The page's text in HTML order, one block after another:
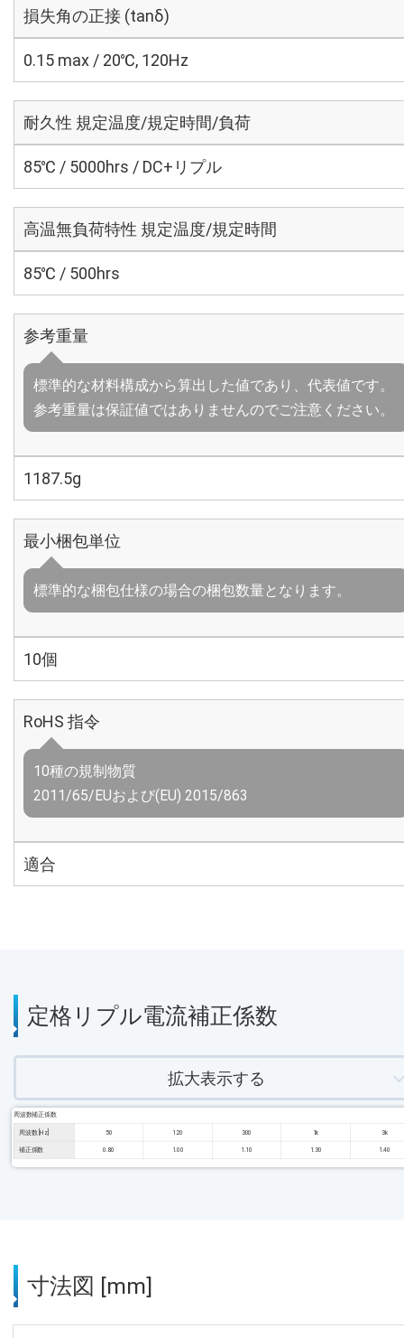
損失角の正接 (tanδ)
0.15 max / 20℃, 120Hz
耐久性 規定温度/規定時間/負荷
85℃ / 5000hrs / DC+リプル
高温無負荷特性 規定温度/規定時間
85℃ / 500hrs
参考重量
標準的な材料構成から算出した値であり、代表値です。
参考重量は保証値ではありませんのでご注意ください。
1187.5g
最小梱包単位
標準的な梱包仕様の場合の梱包数量となります。
10個
RoHS 指令
10種の規制物質
2011/65/EUおよび(EU) 2015/863
適合
定格リプル電流補正係数
拡大表示する
周波数補正係数
周波数 [Hz] 50 120 300 1k 3k
補正係数 0.80 1.00 1.10 1.30 1.40
寸法図 [mm]